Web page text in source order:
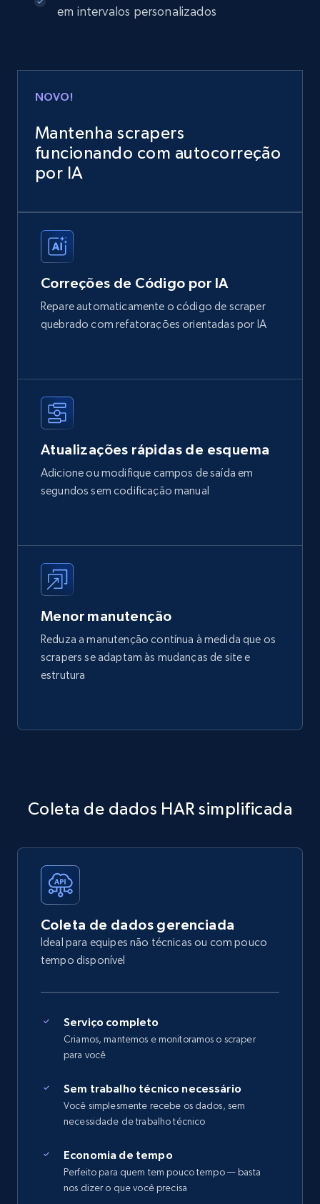
em intervalos personalizados
NOVO!
Mantenha scrapers
funcionando com autocorreção
por IA
Correções de Código por IA
Repare automaticamente o código de scraper
quebrado com refatorações orientadas por IA
Atualizações rápidas de esquema
Adicione ou modifique campos de saída em
segundos sem codificação manual
Menor manutenção
Reduza a manutenção contínua à medida que os
scrapers se adaptam às mudanças de site e
estrutura
Coleta de dados HAR simplificada
Coleta de dados gerenciada
Ideal para equipes não técnicas ou com pouco
tempo disponível
Serviço completo
Criamos, mantemos e monitoramos o scraper
para você
Sem trabalho técnico necessário
Você simplesmente recebe os dados, sem
necessidade de trabalho técnico
Economia de tempo
Perfeito para quem tem pouco tempo — basta
nos dizer o que você precisa